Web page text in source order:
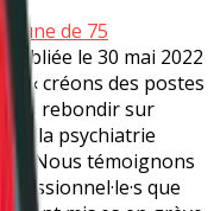
de 75
, publiée le 30 mai 2022
: « créons des postes
rebondir sur
de la psychiatrie
Nous témoignons
que